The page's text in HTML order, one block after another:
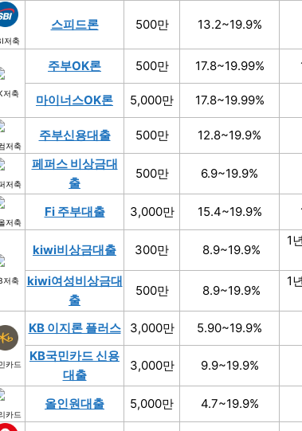
저축
스피드론 500만 13.2~19.9%
저축
주부OK론 500만 17.8~19.99%
마이너스OK론 5,000만 17.8~19.99%
저축
주부신용대출 500만 12.8~19.9%
저축
페퍼스 비상금대
출
500만 6.9~19.9%
저축
Fi 주부대출 3,000만 15.4~19.9%
저축
kiwi비상금대출 300만 8.9~19.9%
1
kiwi여성비상금대
출
500만 8.9~19.9%
1
카드
KB 이지론 플러스 3,000만 5.90~19.9%
KB국민카드 신용
대출
3,000만 9.9~19.9%
카드
올인원대출 5,000만 4.7~19.9%